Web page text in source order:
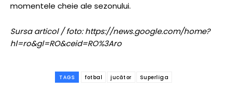
momentele cheie ale sezonului.
Sursa articol / foto: https://news.google.com/home?
hl=ro&gl=RO&ceid=RO%3Aro
TAGS fotbal jucător Superliga